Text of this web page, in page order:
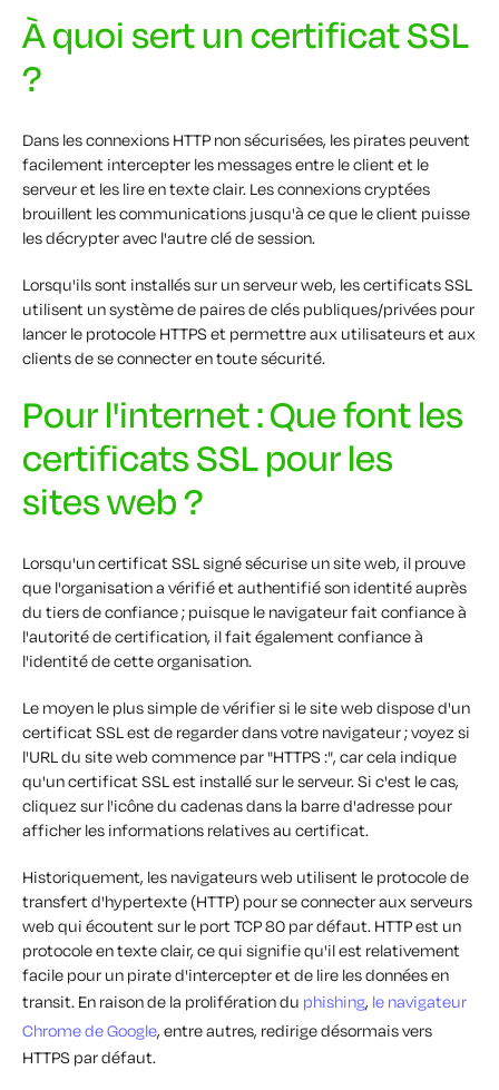
À quoi sert un certificat SSL
?
Dans les connexions HTTP non sécurisées, les pirates peuvent
facilement intercepter les messages entre le client et le
serveur et les lire en texte clair. Les connexions cryptées
brouillent les communications jusqu'à ce que le client puisse
les décrypter avec l'autre clé de session.
Lorsqu'ils sont installés sur un serveur web, les certificats SSL
utilisent un système de paires de clés publiques/privées pour
lancer le protocole HTTPS et permettre aux utilisateurs et aux
clients de se connecter en toute sécurité.
Pour l'internet : Que font les
certificats SSL pour les
sites web ?
Lorsqu'un certificat SSL signé sécurise un site web, il prouve
que l'organisation a vérifié et authentifié son identité auprès
du tiers de confiance ; puisque le navigateur fait confiance à
l'autorité de certification, il fait également confiance à
l'identité de cette organisation.
Le moyen le plus simple de vérifier si le site web dispose d'un
certificat SSL est de regarder dans votre navigateur ; voyez si
l'URL du site web commence par "HTTPS :", car cela indique
qu'un certificat SSL est installé sur le serveur. Si c'est le cas,
cliquez sur l'icône du cadenas dans la barre d'adresse pour
afficher les informations relatives au certificat.
Historiquement, les navigateurs web utilisent le protocole de
transfert d'hypertexte (HTTP) pour se connecter aux serveurs
web qui écoutent sur le port TCP 80 par défaut. HTTP est un
protocole en texte clair, ce qui signifie qu'il est relativement
facile pour un pirate d'intercepter et de lire les données en
transit. En raison de la prolifération du phishing, le navigateur
Chrome de Google, entre autres, redirige désormais vers
HTTPS par défaut.